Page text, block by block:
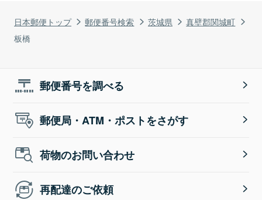
日本郵便トップ 郵便番号検索 茨城県
真壁郡関城町
板橋
郵便番号を調べる
郵便局・ATM・ポストをさがす
荷物のお問い合わせ
再配達のご依頼